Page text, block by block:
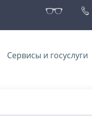
Сервисы и госуслуги